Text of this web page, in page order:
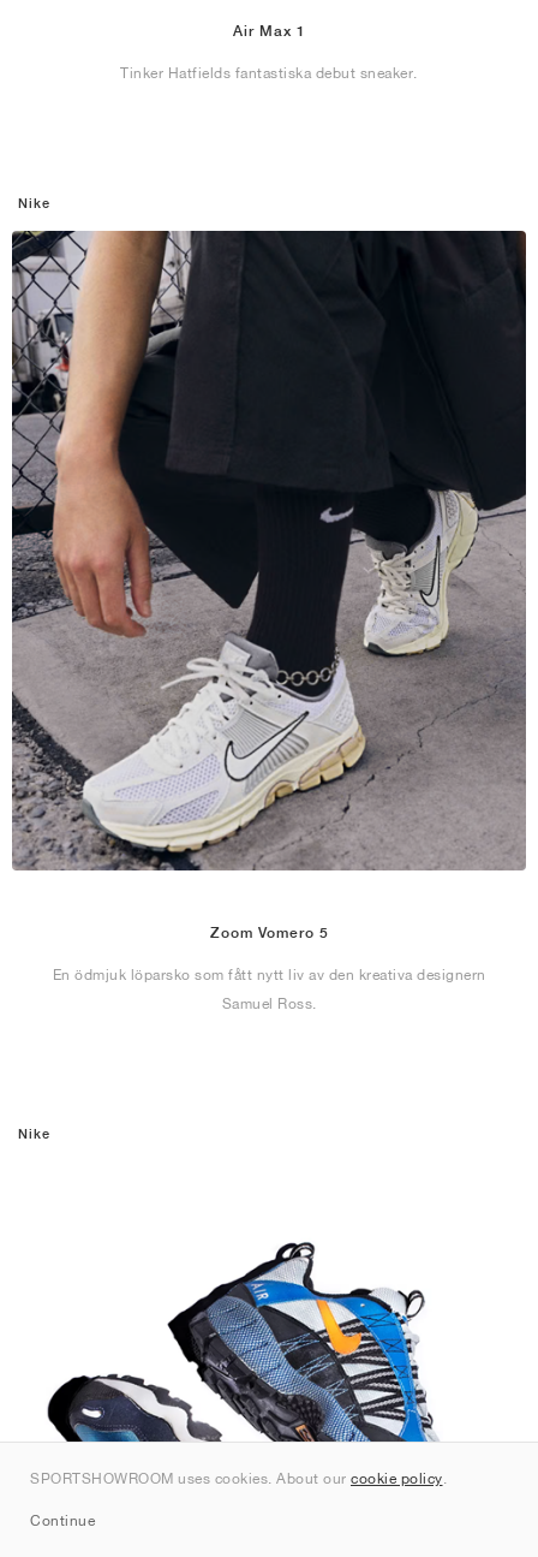
Air Max 1
Tinker Hatfields fantastiska debut sneaker.
Nike
Zoom Vomero 5
En ödmjuk löparsko som fått nytt liv av den kreativa designern
Samuel Ross.
Nike
SPORTSHOWROOM uses cookies. About our cookie policy.
Continue